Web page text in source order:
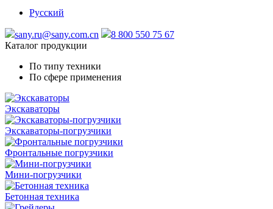
Русский
sany.ru@sany.com.cn
8 800 550 75 67
Каталог продукции
По типу техники
По сфере применения
Экскаваторы
Экскаваторы-погрузчики
Фронтальные погрузчики
Мини-погрузчики
Бетонная техника